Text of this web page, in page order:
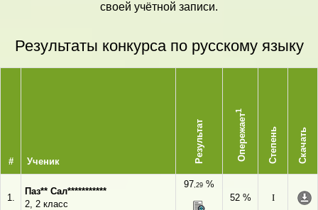
своей учётной записи.
Результаты конкурса по русскому языку
# Ученик Результат Опережает
1
Степень Скачать
1.
Паз** Сал***********
2, 2 класс
97,29 %
52 %
I